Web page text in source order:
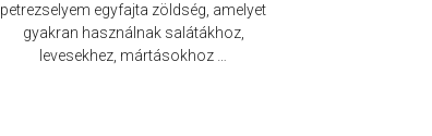
petrezselyem egyfajta zöldség, amelyet
gyakran használnak salátákhoz,
levesekhez, mártásokhoz …